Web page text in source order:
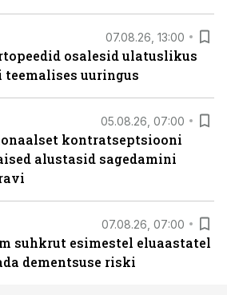
07.08.26, 13:00
osalesid ulatuslikus
teemalises uuringus
05.08.26, 07:00
kontratseptsiooni
alustasid sagedamini
07.08.26, 07:00
suhkrut esimestel eluaastatel
dementsuse riski